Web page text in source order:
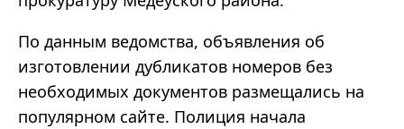
По данным ведомства, объявления об
изготовлении дубликатов номеров без
необходимых документов размещались на
популярном сайте. Полиция начала